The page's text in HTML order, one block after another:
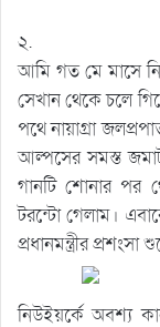
২.
আমি গত মে মাসে
সেখান থেকে চলে
পথে নায়াগ্রা
আল্পসের সমস্ত
গানটি শোনার পর
টরন্টো গেলাম।
প্রধানমন্ত্রীর প্রশংসা
নিউইয়র্কে অবশ্য